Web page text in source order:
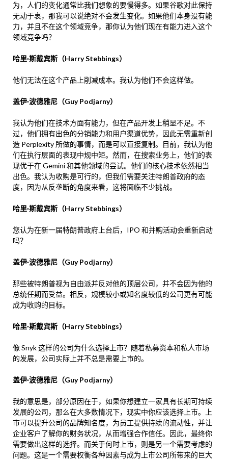
为，人们的变化通常比我们想象的要慢得多。如果谷歌对此保持
无动于衷，那我可以说绝对不会发生变化。如果他们本身没有能
力，并且不在这个领域竞争，那你认为他们现在有能力进入这个
领域竞争吗？
哈里·斯戴宾斯（Harry Stebbings）
他们无法在这个产品上削减成本。我认为他们不会这样做。
盖伊·波德雅尼（Guy Podjarny）
我认为他们在技术方面有能力，但在产品开发上稍显不足。不
过，他们拥有出色的分销能力和用户渠道优势，因此无需重新创
造 Perplexity 所做的事情，而是可以直接复制。目前，我认为他
们在执行层面的表现中规中矩。然而，在搜索业务上，他们的表
现优于在 Gemini 和其他领域的尝试。他们的核心技术依然相当
出色。我认为收购是可行的，但我们需要关注特朗普政府的态
度，因为从反垄断的角度来看，这将面临不少挑战。
哈里·斯戴宾斯（Harry Stebbings）
您认为在新一届特朗普政府上台后，IPO 和并购活动会重新启动
吗？
盖伊·波德雅尼（Guy Podjarny）
那些被特朗普视为自由派并反对他的顶层公司，并不会因为他的
总统任期而受益。相反，规模较小或知名度较低的公司更有可能
成为收购的目标。
哈里·斯戴宾斯（Harry Stebbings）
像 Snyk 这样的公司为什么选择上市？随着私募资本和私人市场
的发展，公司实际上并不总是需要上市的。
盖伊·波德雅尼（Guy Podjarny）
我的意思是，部分原因在于，如果你想建立一家具有长期可持续
发展的公司，那么在大多数情况下，现实中你应该选择上市。上
市可以提升公司的品牌知名度，为员工提供持续的流动性，并让
企业客户了解你的财务状况，从而增强合作信任。因此，最终你
需要做出这样的选择。而关于何时上市，则是另一个需要考虑的
问题。这是一个需要权衡各种因素与成为上市公司所带来的巨大